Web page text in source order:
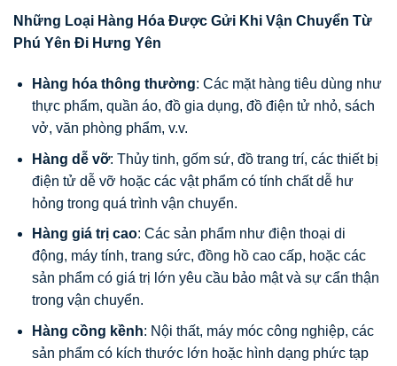
Những Loại Hàng Hóa Được Gửi Khi Vận Chuyển Từ
Phú Yên Đi Hưng Yên
Hàng hóa thông thường: Các mặt hàng tiêu dùng như
thực phẩm, quần áo, đồ gia dụng, đồ điện tử nhỏ, sách
vở, văn phòng phẩm, v.v.
Hàng dễ vỡ: Thủy tinh, gốm sứ, đồ trang trí, các thiết bị
điện tử dễ vỡ hoặc các vật phẩm có tính chất dễ hư
hỏng trong quá trình vận chuyển.
Hàng giá trị cao: Các sản phẩm như điện thoại di
động, máy tính, trang sức, đồng hồ cao cấp, hoặc các
sản phẩm có giá trị lớn yêu cầu bảo mật và sự cẩn thận
trong vận chuyển.
Hàng cồng kềnh: Nội thất, máy móc công nghiệp, các
sản phẩm có kích thước lớn hoặc hình dạng phức tạp